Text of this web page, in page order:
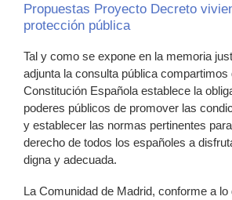
Propuestas Proyecto Decreto
protección pública
Tal y como se expone en la memoria
adjunta la consulta pública compartimos
Constitución Española establece la
poderes públicos de promover las
y establecer las normas pertinentes
derecho de todos los españoles a
digna y adecuada.
La Comunidad de Madrid, conforme a lo